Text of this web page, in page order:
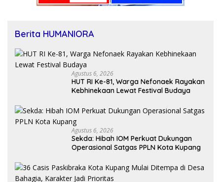
Berita HUMANIORA
Agustus 6, 2026
HUT RI Ke-81, Warga Nefonaek Rayakan
Kebhinekaan Lewat Festival Budaya
Agustus 6, 2026
Sekda: Hibah IOM Perkuat Dukungan
Operasional Satgas PPLN Kota Kupang